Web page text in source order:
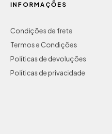
INFORMAÇÕES
Condições de frete
Termos e Condições
Políticas de devoluções
Políticas de privacidade